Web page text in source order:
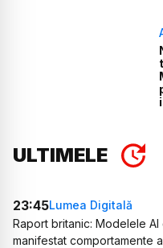
ULTIMELE
23:45Lumea Digitală
Raport britanic: Modelele
manifestat comportamente